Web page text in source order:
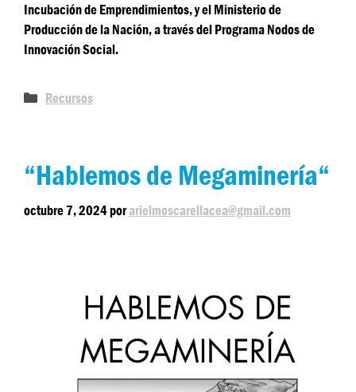
Incubación de Emprendimientos, y el Ministerio de
Producción de la Nación, a través del Programa Nodos de
Innovación Social.
Recursos
“Hablemos de Megaminería“
octubre 7, 2024porarielmoscarellacea@gmail.com